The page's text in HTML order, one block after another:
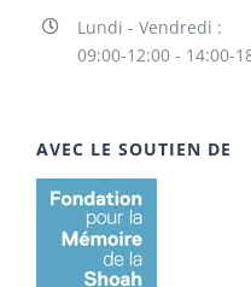
Lundi - Vendredi :
09:00-12:00 - 14:00-
AVEC LE SOUTIEN DE